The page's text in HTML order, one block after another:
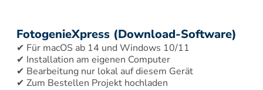
FotogenieXpress (Download-Software)
✔ Für macOS ab 14 und Windows 10/11
✔ Installation am eigenen Computer
✔ Bearbeitung nur lokal auf diesem Gerät
✔ Zum Bestellen Projekt hochladen